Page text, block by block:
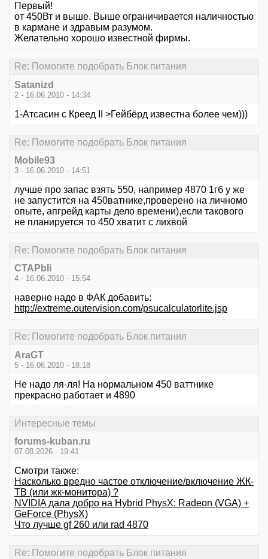
Первый!
от 450Вт и выше. Выше ограничивается наличностью
в кармане и здравым разумом.
Желательно хорошо известной фирмы.
Re: Помогите подобрать Блок питания
Satanizd
2 - 16.06.2010 - 14:34
1-Атсасин с Креед II >Гейбёрд известна более чем)))
Re: Помогите подобрать Блок питания
Mobile93
3 - 16.06.2010 - 14:51
лучше про запас взять 550, например 4870 1гб у же
не запустится на 450ватнике,проверено на личномо
опыте, апгрейд карты дело времени),если такового
не планируется то 450 хватит с лихвой
Re: Помогите подобрать Блок питания
CTAPbIi
4 - 16.06.2010 - 15:54
наверно надо в ФАК добавить:
http://extreme.outervision.com/psucalculatorlite.jsp
Re: Помогите подобрать Блок питания
AraGT
5 - 16.06.2010 - 18:18
Не надо ля-ля! На нормальном 450 ваттнике
прекрасно работает и 4890
Интересные темы
forums-kuban.ru
07.08.2026 - 19:41
Смотри также:
Насколько вредно частое отключение/включение ЖК-
ТВ (или жк-монитора) ?
NVIDIA дала добро на Hybrid PhysX: Radeon (VGA) +
GeForce (PhysX)
Что лучше gf 260 или rad 4870
Re: Помогите подобрать Блок питания